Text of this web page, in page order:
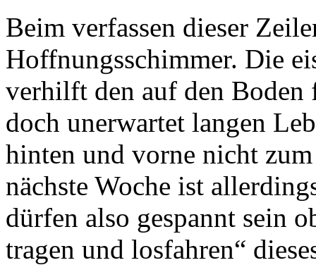
Beim verfassen dieser
Hoffnungsschimmer. Die
verhilft den auf den Boden
doch unerwartet langen
hinten und vorne nicht
nächste Woche ist
dürfen also gespannt sein
tragen und losfahren“